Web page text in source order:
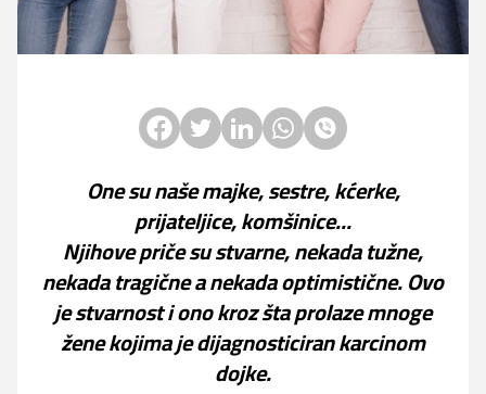
FacebookTwitterLinkedInWhatsapp
Viber
One su naše majke, sestre, kćerke,
prijateljice, komšinice...
Njihove priče su stvarne, nekada tužne,
nekada tragične a nekada optimistične. Ovo
je stvarnost i ono kroz šta prolaze mnoge
žene kojima je dijagnosticiran karcinom
dojke.